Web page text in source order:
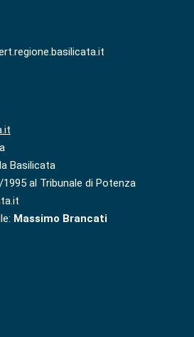
Basilicata
al Tribunale di Potenza
Massimo Brancati